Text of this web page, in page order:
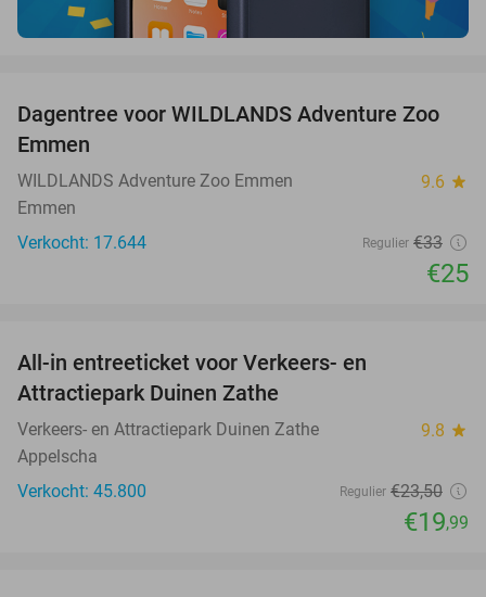
24%
Dagentree voor WILDLANDS Adventure Zoo
Emmen
WILDLANDS Adventure Zoo Emmen 9.6 star
Emmen
Verkocht: 17.644
Regulier €33
€25
All-in entreeticket voor Verkeers- en
Attractiepark Duinen Zathe
Verkeers- en Attractiepark Duinen Zathe 9.8 star
Appelscha
Verkocht: 45.800
Regulier €23,50
€19,99